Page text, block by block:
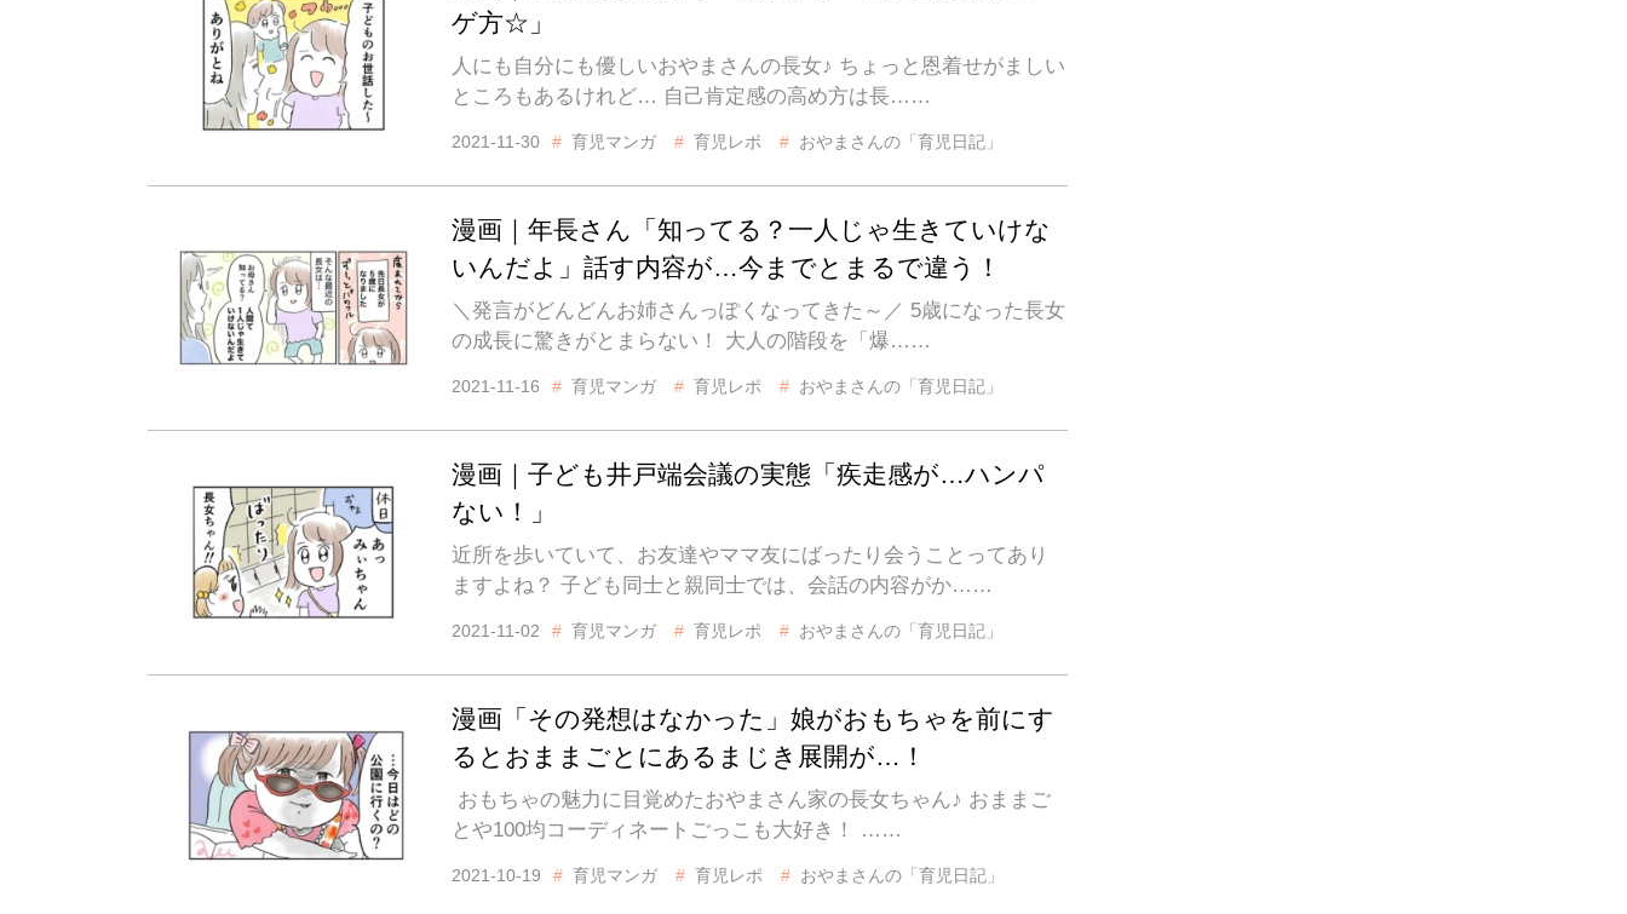
ゲ方☆」
人にも自分にも優しいおやまさんの長女♪ ちょっと恩着せがましい
ところもあるけれど… 自己肯定感の高め方は長……
2021-11-30 育児マンガ 育児レポ おやまさんの「育児日記」
漫画｜年長さん「知ってる？一人じゃ生きていけな
いんだよ」話す内容が…今までとまるで違う！
＼発言がどんどんお姉さんっぽくなってきた～／ 5歳になった長女
の成長に驚きがとまらない！ 大人の階段を「爆……
2021-11-16 育児マンガ 育児レポ おやまさんの「育児日記」
漫画｜子ども井戸端会議の実態「疾走感が…ハンパ
ない！」
近所を歩いていて、お友達やママ友にばったり会うことってあり
ますよね？ 子ども同士と親同士では、会話の内容がか……
2021-11-02 育児マンガ 育児レポ おやまさんの「育児日記」
漫画「その発想はなかった」娘がおもちゃを前にす
るとおままごとにあるまじき展開が…！
おもちゃの魅力に目覚めたおやまさん家の長女ちゃん♪ おままご
とや100均コーディネートごっこも大好き！ ……
2021-10-19 育児マンガ 育児レポ おやまさんの「育児日記」